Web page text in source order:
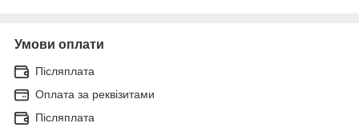
Умови оплати
Післяплата
Оплата за реквізитами
Післяплата